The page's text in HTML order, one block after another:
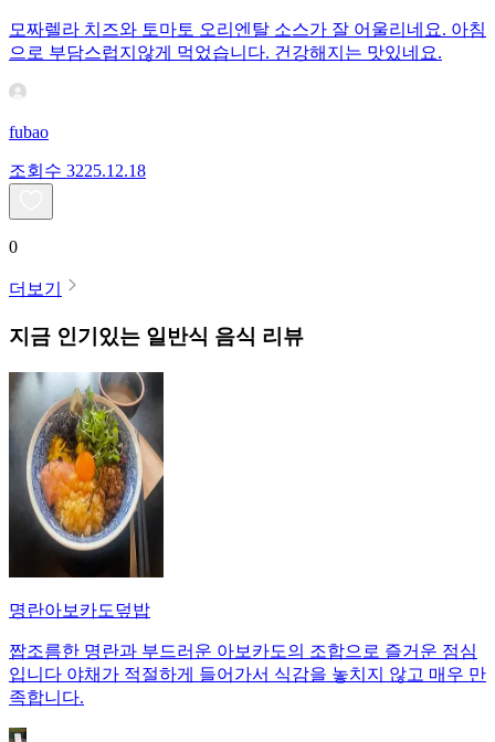
모짜렐라 치즈와 토마토 오리엔탈 소스가 잘 어울리네요. 아침
으로 부담스럽지않게 먹었습니다. 건강해지는 맛있네요.
fubao
조회수 3225.12.18
0
더보기
지금 인기있는 일반식 음식 리뷰
명란아보카도덮밥
짭조름한 명란과 부드러운 아보카도의 조합으로 즐거운 점심
입니다 야채가 적절하게 들어가서 식감을 놓치지 않고 매우 만
족합니다.